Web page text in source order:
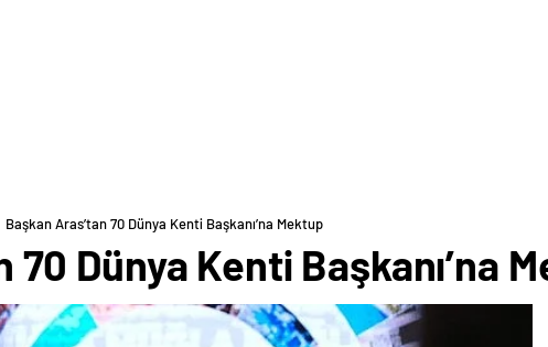
Başkan Aras’tan 70 Dünya Kenti Başkanı’na Mektup
70 Dünya Kenti Başkanı’na